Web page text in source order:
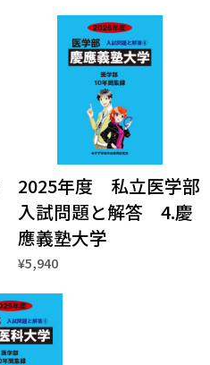
2025年度 私立医学部
入試問題と解答 4.慶
應義塾大学
¥5,940